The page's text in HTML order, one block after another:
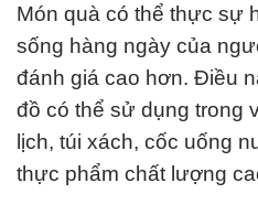
Món quà có thể thực sự
sống hàng ngày của
đánh giá cao hơn. Điều
đồ có thể sử dụng trong
lịch, túi xách, cốc uống
thực phẩm chất lượng